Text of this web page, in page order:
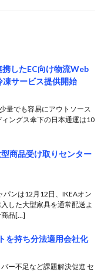
したEC向け物流Web
サービス提供開始
量でも容易にアウトソース
ィングス傘下の日本通運は10
商品受け取りセンター
パンは12月12日、IKEAオン
した大型家具を通常配送よ
商品[…]
を持ち分法適用会社化
ー不足など課題解決促進 セ